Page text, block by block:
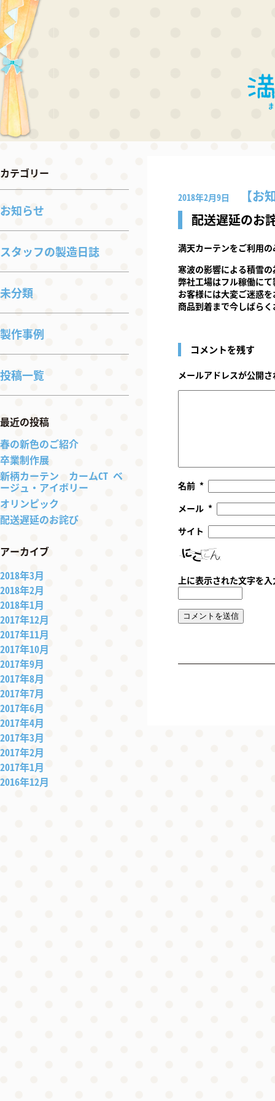
カテゴリー
お知らせ
スタッフの製造日誌
未分類
製作事例
投稿一覧
最近の投稿
春の新色のご紹介
卒業制作展
新柄カーテン カームCT ベ
ージュ・アイボリー
オリンピック
配送遅延のお詫び
アーカイブ
2018年3月
2018年2月
2018年1月
2017年12月
2017年11月
2017年10月
2017年9月
2017年8月
2017年7月
2017年6月
2017年4月
2017年3月
2017年2月
2017年1月
2016年12月
2018年2月9日
お
配送遅延のお
満天カーテンをご利用
寒波の影響による積雪
弊社工場はフル稼働に
お客様には大変ご迷惑
商品到着まで今しばら
コメントを残す
メールアドレスが公開
名前 *
メール *
サイト
上に表示された文字を